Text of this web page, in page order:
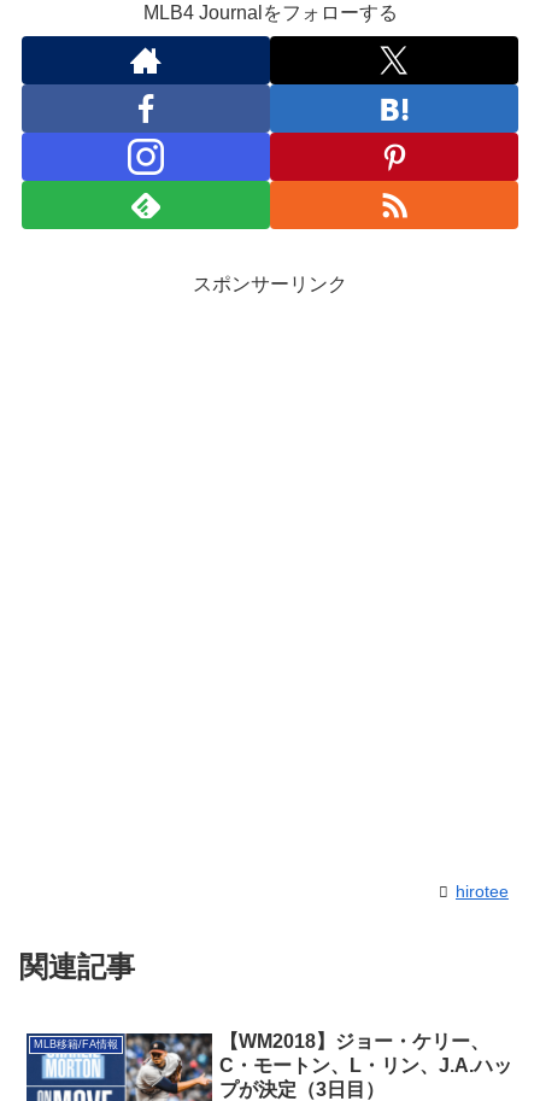
MLB4 Journalをフォローする
スポンサーリンク
hirotee
関連記事
MLB移籍/FA情報
【WM2018】ジョー・ケリー、
C・モートン、L・リン、J.A.ハッ
プが決定（3日目）